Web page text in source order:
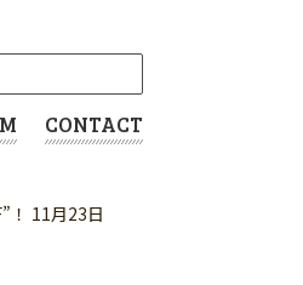
CONTACT
！ 11月23日